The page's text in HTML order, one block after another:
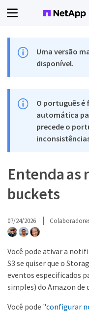
Uma versão
disponível.
O português
automática
precede o
Entenda as
buckets
07/24/2026
Você pode ativar a
S3 se quiser que o
eventos especificados
simples) do Amazon de
Você pode "configurar